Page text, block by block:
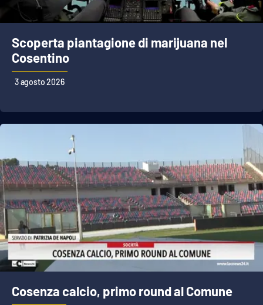
Scoperta piantagione di marijuana nel
Cosentino
3 agosto 2026
Cosenza calcio, primo round al Comune